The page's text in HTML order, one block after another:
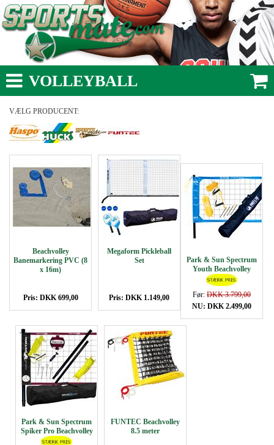
VOLLEYBALL
VÆLG PRODUCENT:
Beachvolley
Banemarkering PVC (8
x 16m)
Pris: DKK 699,00
Megaform Pickleball
Set
Pris: DKK 1.149,00
Park & Sun Spectrum
Youth Beachvolley
System
Før: DKK 3.799,00
NU: DKK 2.499,00
Park & Sun Spectrum
Spiker Pro Beachvolley
System
FUNTEC Beachvolley
8.5 meter